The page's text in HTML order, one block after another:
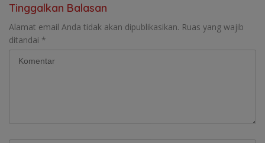
Tinggalkan Balasan
Alamat email Anda tidak akan dipublikasikan. Ruas yang wajib
ditandai *